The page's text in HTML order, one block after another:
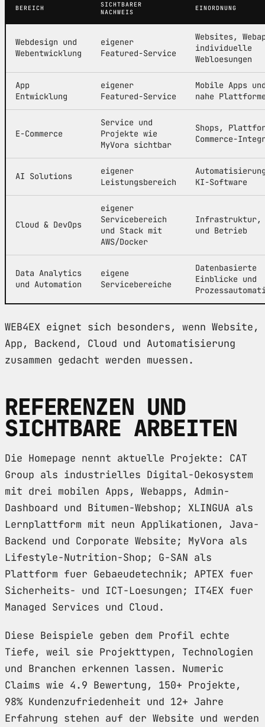
BEREICH
SICHTBARER
NACHWEIS
EINORDNUNG
Webdesign und
Webentwicklung
eigener
Featured-Service
Websites,
individuelle
Webloesungen
App
Entwicklung
eigener
Featured-Service
Mobile Apps
nahe
E-Commerce
Service und
Projekte wie
MyVora sichtbar
Shops,
Commerce-
AI Solutions
eigener
Leistungsbereich
KI-Software
Cloud & DevOps
eigener
Servicebereich
und Stack mit
AWS/Docker
Infrastruktur,
und Betrieb
Data Analytics
und Automation
eigene
Servicebereiche
Datenbasierte
Einblicke und
WEB4EX eignet sich besonders, wenn Website,
App, Backend, Cloud und Automatisierung
zusammen gedacht werden muessen.
REFERENZEN UND
SICHTBARE ARBEITEN
Die Homepage nennt aktuelle Projekte: CAT
Group als industrielles Digital-Oekosystem
mit drei mobilen Apps, Webapps, Admin-
Dashboard und Bitumen-Webshop; XLINGUA als
Lernplattform mit neun Applikationen, Java-
Backend und Corporate Website; MyVora als
Lifestyle-Nutrition-Shop; G-SAN als
Plattform fuer Gebaeudetechnik; APTEX fuer
Sicherheits- und ICT-Loesungen; IT4EX fuer
Managed Services und Cloud.
Diese Beispiele geben dem Profil echte
Tiefe, weil sie Projekttypen, Technologien
und Branchen erkennen lassen. Numeric
Claims wie 4.9 Bewertung, 150+ Projekte,
98% Kundenzufriedenheit und 12+ Jahre
Erfahrung stehen auf der Website und werden